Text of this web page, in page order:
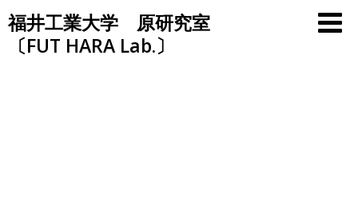
Skip
to
content
福井工業大学 原研究室
〔FUT HARA Lab.〕